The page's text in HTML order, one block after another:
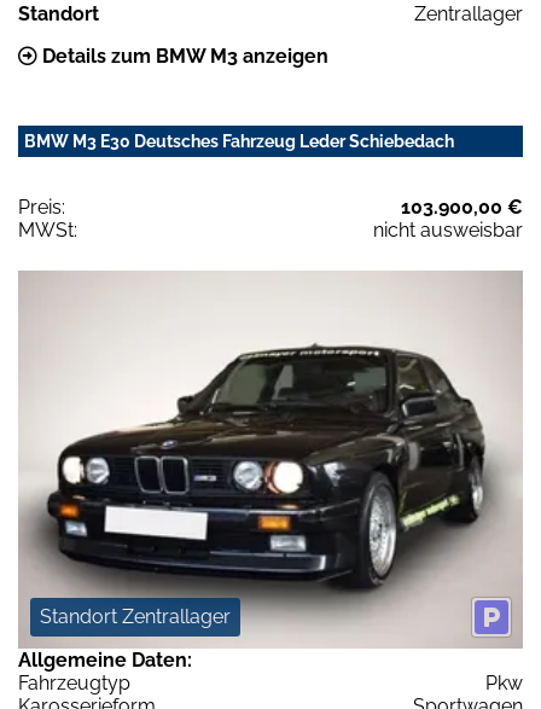
Standort
Zentrallager
Details zum BMW M3 anzeigen
BMW M3 E30 Deutsches Fahrzeug Leder Schiebedach
Preis:
103.900,00 €
MWSt:
nicht ausweisbar
Standort Zentrallager
Allgemeine Daten:
Fahrzeugtyp
Pkw